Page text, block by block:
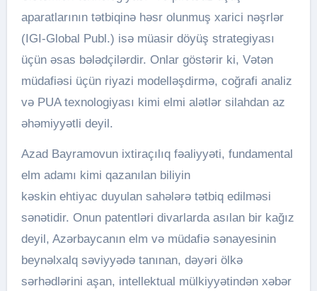
aparatlarının tətbiqinə həsr olunmuş xarici nəşrlər
(IGI-Global Publ.) isə müasir döyüş strategiyası
üçün əsas bələdçilərdir. Onlar göstərir ki, Vətən
müdafiəsi üçün riyazi modelləşdirmə, coğrafi analiz
və PUA texnologiyası kimi elmi alətlər silahdan az
əhəmiyyətli deyil.
Azad Bayramovun ixtiraçılıq fəaliyyəti, fundamental
elm adamı kimi qazanılan biliyin
kəskin ehtiyac duyulan sahələrə tətbiq edilməsi
sənətidir. Onun patentləri divarlarda asılan bir kağız
deyil, Azərbaycanın elm və müdafiə sənayesinin
beynəlxalq səviyyədə tanınan, dəyəri ölkə
sərhədlərini aşan, intellektual mülkiyyətindən xəbər